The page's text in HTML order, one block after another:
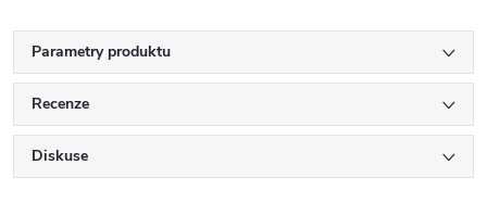
Parametry produktu
Recenze
Diskuse